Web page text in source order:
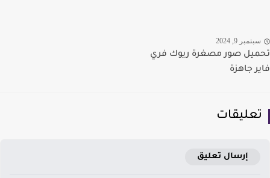
9, 2024
صور مصغرة ريوك فري
جاهزة
إرسال تعليق